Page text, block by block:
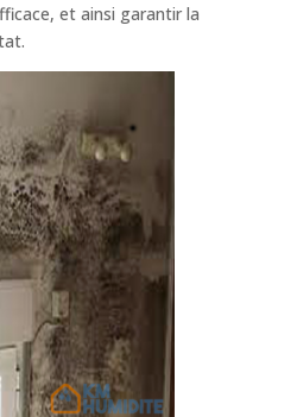
et ainsi garantir la